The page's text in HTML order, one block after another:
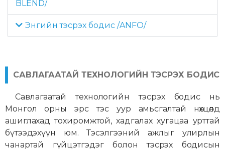
BLEND/
Энгийн тэсрэх бодис /ANFO/
САВЛАГААТАЙ ТЕХНОЛОГИЙН ТЭСРЭХ БОДИС
Савлагаатай технологийн тэсрэх бодис нь
Монгол орны эрс тэс уур амьсгалтай нөхцөлд
ашиглахад тохиромжтой, хадгалах хугацаа урттай
бүтээдэхүүн юм. Тэсэлгээний ажлыг улирлын
чанартай гүйцэтгэдэг болон тэсрэх бодисын